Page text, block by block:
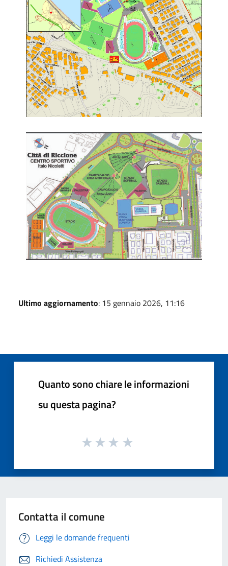
La mappa del centro sportivo Italo Nicoletti
Ultimo aggiornamento: 15 gennaio 2026, 11:16
Quanto sono chiare le informazioni
su questa pagina?
Contatta il comune
Leggi le domande frequenti
Richiedi Assistenza